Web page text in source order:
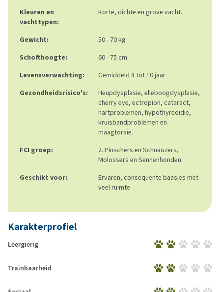
Kleuren en
vachttypen:
Korte, dichte en grove vacht.
Gewicht:
50 - 70 kg
Schofthoogte:
60 - 75 cm
Levensverwachting:
Gemiddeld 8 tot 10 jaar
Gezondheidsrisico's:
Heupdysplasie, elleboogdysplasie,
cherry eye, ectropion, cataract,
hartproblemen, hypothyreoïdie,
kruisbandproblemen en
maagtorsie.
FCI groep:
2. Pinschers en Schnauzers,
Molossers en Sennenhonden
Geschikt voor:
Ervaren, consequente baasjes met
veel ruimte
Karakterprofiel
Leergierig
Trainbaarheid